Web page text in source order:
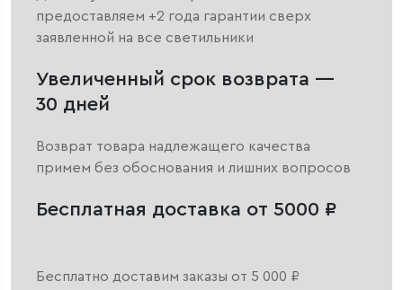
предоставляем +2 года гарантии сверх
заявленной на все светильники
Увеличенный срок возврата —
30 дней
Возврат товара надлежащего качества
примем без обоснования и лишних вопросов
Бесплатная доставка от 5000 ₽
Бесплатно доставим заказы от 5 000 ₽